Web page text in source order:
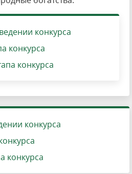
конкурса
конкурса
конкурса
конкурса
конкурса